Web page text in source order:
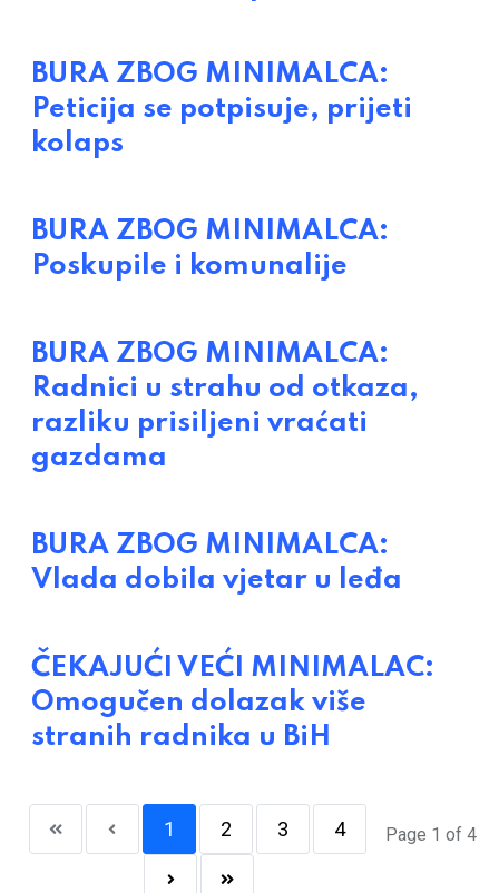
BURA ZBOG MINIMALCA:
Peticija se potpisuje, prijeti
kolaps
BURA ZBOG MINIMALCA:
Poskupile i komunalije
BURA ZBOG MINIMALCA:
Radnici u strahu od otkaza,
razliku prisiljeni vraćati
gazdama
BURA ZBOG MINIMALCA:
Vlada dobila vjetar u leđa
ČEKAJUĆI VEĆI MINIMALAC:
Omogučen dolazak više
stranih radnika u BiH
Page 1 of 4
1 2 3 4